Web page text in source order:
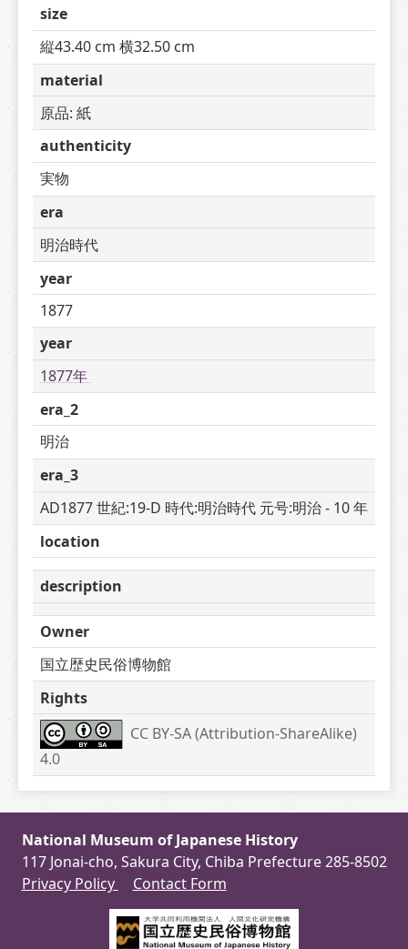
size
縦43.40 cm 横32.50 cm
material
原品: 紙
authenticity
実物
era
明治時代
year
1877
year
1877年
era_2
明治
era_3
AD1877 世紀:19-D 時代:明治時代 元号:明治 - 10 年
location
description
Owner
国立歴史民俗博物館
Rights
CC BY-SA (Attribution-ShareAlike)
4.0
National Museum of Japanese History
117 Jonai-cho, Sakura City, Chiba Prefecture 285-8502
Privacy Policy
Contact Form